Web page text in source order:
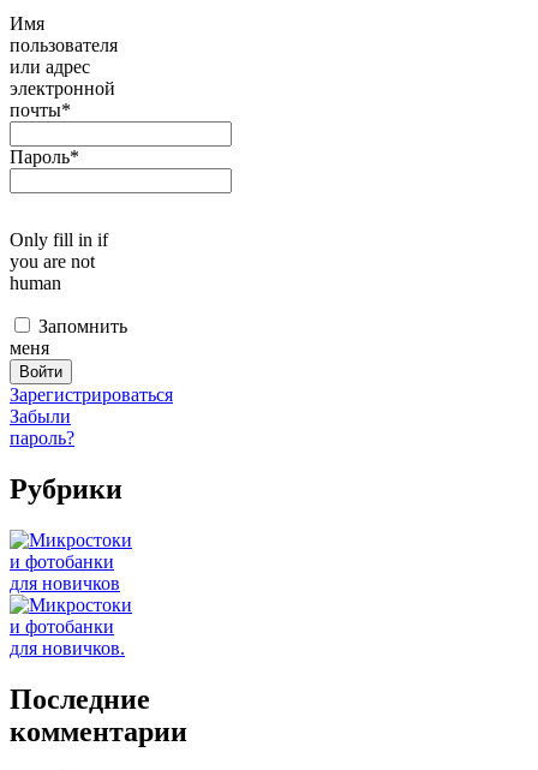
Имя
пользователя
или адрес
электронной
почты*
Пароль*
Only fill in if
you are not
human
Запомнить
меня
Зарегистрироваться
Забыли
пароль?
Рубрики
Последние
комментарии